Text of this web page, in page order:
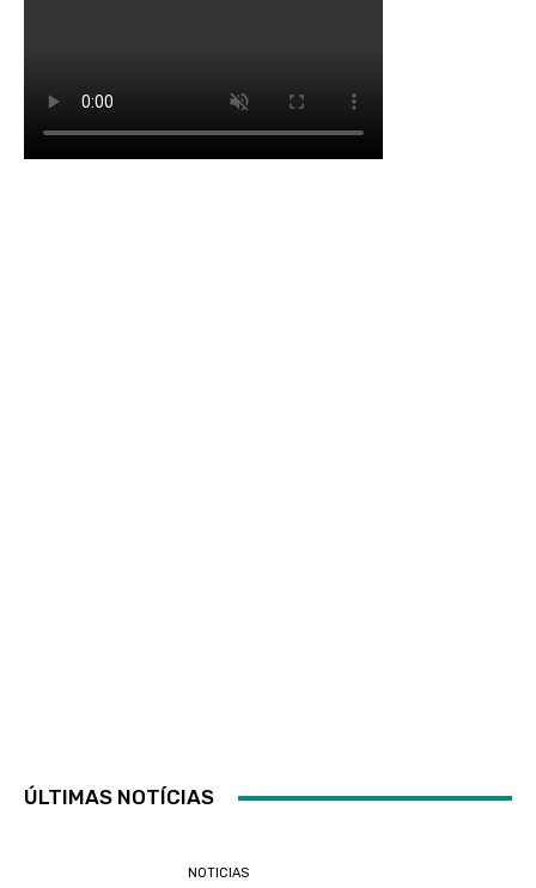
ÚLTIMAS NOTÍCIAS
NOTICIAS